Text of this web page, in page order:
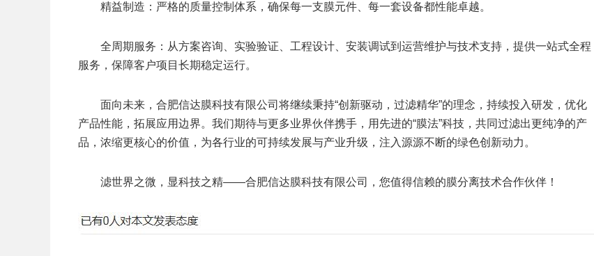
精益制造：严格的质量控制体系，确保每一支膜元件、每一套设备都性能卓越。
全周期服务：从方案咨询、实验验证、工程设计、安装调试到运营维护与技术支持，提供一站式全程
服务，保障客户项目长期稳定运行。
面向未来，合肥信达膜科技有限公司将继续秉持“创新驱动，过滤精华”的理念，持续投入研发，优化
产品性能，拓展应用边界。我们期待与更多业界伙伴携手，用先进的“膜法”科技，共同过滤出更纯净的产
品，浓缩更核心的价值，为各行业的可持续发展与产业升级，注入源源不断的绿色创新动力。
滤世界之微，显科技之精——合肥信达膜科技有限公司，您值得信赖的膜分离技术合作伙伴！